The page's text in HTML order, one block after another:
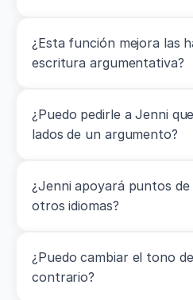
¿Esta función mejora las
escritura argumentativa?
¿Puedo pedirle a Jenni
lados de un argumento?
¿Jenni apoyará puntos
otros idiomas?
¿Puedo cambiar el tono
contrario?